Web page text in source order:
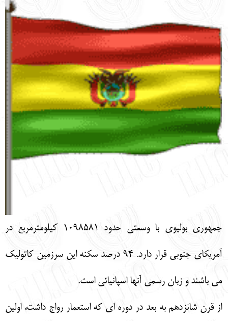
جمهوري بوليوي با وسعتي حدود 1098581 كيلومترمربع در
آمريكاي جنوبي قرار دارد. 94 درصد سكنه اين سرزمين كاتوليك
مي باشند و زبان رسمي آنها اسپانيائي است.
از قرن شانزدهم به بعد در دوره اي كه استعمار رواج داشت، اولين